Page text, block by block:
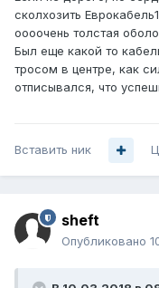
сколхозить
оооочень толстая
Был еще какой то
тросом в центре, как
отписывался, что
Вставить ник
sheft
Опубликовано